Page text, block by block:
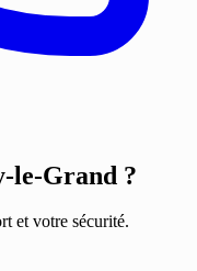
le-Grand ?
et votre sécurité.